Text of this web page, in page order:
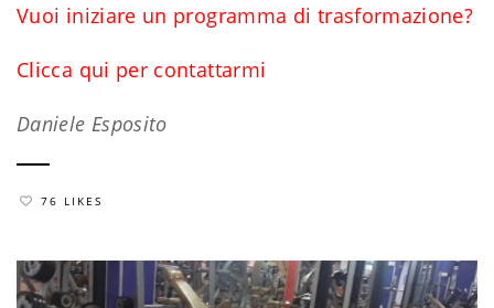
Vuoi iniziare un programma di trasformazione?
Clicca qui per contattarmi
Daniele Esposito
76 LIKES